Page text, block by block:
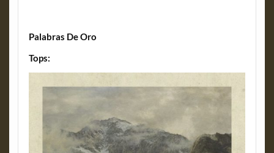
Palabras De Oro
Tops: